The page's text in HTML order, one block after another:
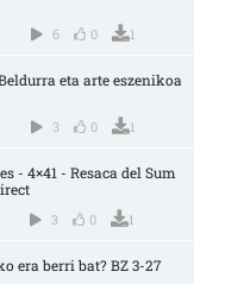
6 0 1
eta arte eszenikoa
3 0 1
- 4×41 - Resaca del Sum
3 0 1
era berri bat? BZ 3-27